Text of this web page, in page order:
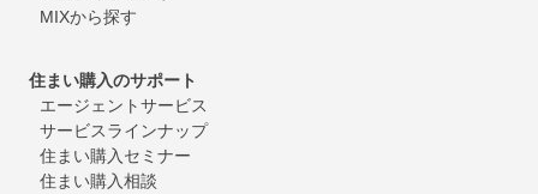
MIXから探す
住まい購入のサポート
エージェントサービス
サービスラインナップ
住まい購入セミナー
住まい購入相談